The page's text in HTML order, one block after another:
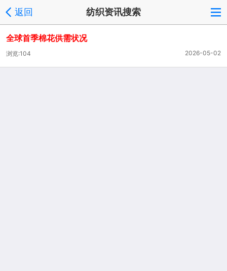
返回 纺织资讯搜索
全球首季棉花供需状况
2026-05-02
浏览:104